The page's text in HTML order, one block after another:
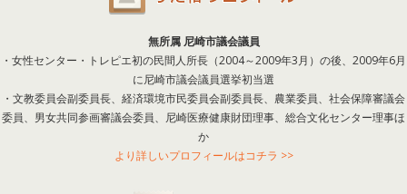
無所属 尼崎市議会議員
・女性センター・トレピエ初の民間人所長（2004～2009年3月）の後、2009年6月
に尼崎市議会議員選挙初当選
・文教委員会副委員長、経済環境市民委員会副委員長、農業委員、社会保障審議会
委員、男女共同参画審議会委員、尼崎医療健康財団理事、総合文化センター理事ほ
か
より詳しいプロフィールはコチラ >>